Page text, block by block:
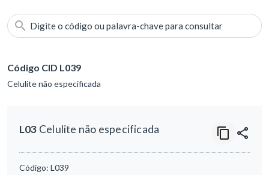
Digite o código ou palavra-chave para consultar
Código CID L039
Celulite não especificada
L03 Celulite não especificada
Código: L039